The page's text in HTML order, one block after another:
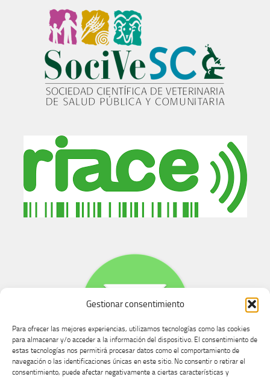
Gestionar consentimiento
Para ofrecer las mejores experiencias, utilizamos tecnologías como las cookies
para almacenar y/o acceder a la información del dispositivo. El consentimiento de
estas tecnologías nos permitirá procesar datos como el comportamiento de
navegación o las identificaciones únicas en este sitio. No consentir o retirar el
consentimiento, puede afectar negativamente a ciertas características y